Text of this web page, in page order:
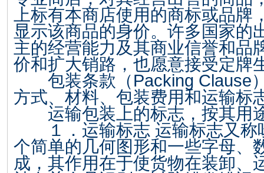
上标有本商店使用的商标或品牌
显示该商品的身价。许多国家的
主的经营能力及其商业信誉和品
价和扩大销路，也愿意接受定牌
包装条款（Packing Clause
方式、材料、包装费用和运输标
运输包装上的标志，按其用
１．运输标志 运输标志又称
个简单的几何图形和一些字母、
成，其作用在于使货物在装卸、